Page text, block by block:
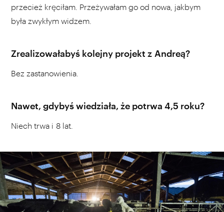
przecież kręciłam. Przeżywałam go od nowa, jakbym
była zwykłym widzem.
Zrealizowałabyś kolejny projekt z Andreą?
Bez zastanowienia.
Nawet, gdybyś wiedziała, że potrwa 4,5 roku?
Niech trwa i 8 lat.